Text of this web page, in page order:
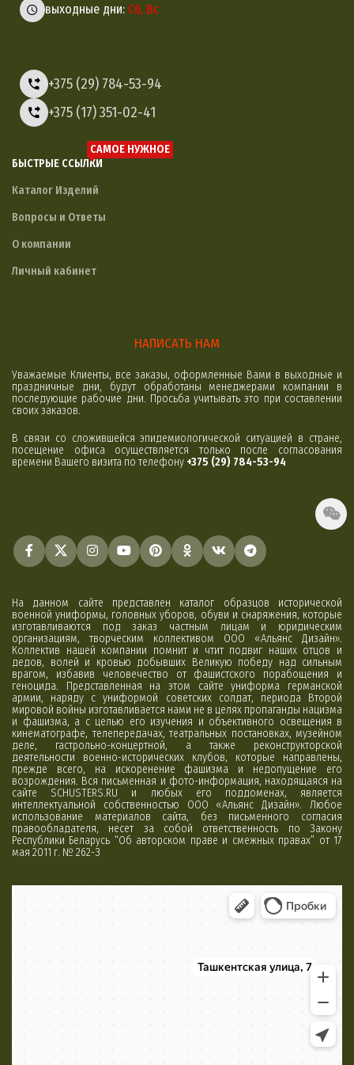
выходные дни: Сб, Вс
+375 (29) 784-53-94
+375 (17) 351-02-41
БЫСТРЫЕ ССЫЛКИ
САМОЕ НУЖНОЕ
Каталог Изделий
Вопросы и Ответы
О компании
Личный кабинет
НАПИСАТЬ НАМ
Уважаемые Клиенты, все заказы, оформленные Вами в выходные и
праздничные дни, будут обработаны менеджерами компании в
последующие рабочие дни. Просьба учитывать это при составлении
своих заказов.
В связи со сложившейся эпидемиологической ситуацией в стране,
посещение офиса осуществляется только после согласования
времени Вашего визита по телефону +375 (29) 784-53-94
На данном сайте представлен каталог образцов исторической
военной униформы, головных уборов, обуви и снаряжения, которые
изготавливаются под заказ частным лицам и юридическим
организациям, творческим коллективом ООО «Альянс Дизайн».
Коллектив нашей компании помнит и чтит подвиг наших отцов и
дедов, волей и кровью добывших Великую победу над сильным
врагом, избавив человечество от фашистского порабощения и
геноцида. Представленная на этом сайте униформа германской
армии, наряду с униформой советских солдат, периода Второй
мировой войны изготавливается нами не в целях пропаганды нацизма
и фашизма, а с целью его изучения и объективного освещения в
кинематографе, телепередачах, театральных постановках, музейном
деле, гастрольно-концертной, а также реконструкторской
деятельности военно-исторических клубов, которые направлены,
прежде всего, на искоренение фашизма и недопущение его
возрождения. Вся письменная и фото-информация, находящаяся на
сайте SCHUSTERS.RU и любых его поддоменах, является
интеллектуальной собственностью ООО «Альянс Дизайн». Любое
использование материалов сайта, без письменного согласия
правообладателя, несет за собой ответственность по Закону
Республики Беларусь “Об авторском праве и смежных правах” от 17
мая 2011 г. № 262-З